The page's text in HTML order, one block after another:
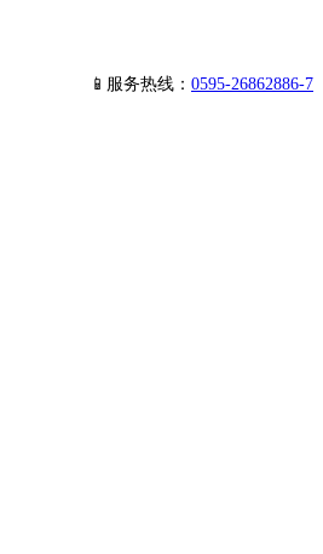
📱服务热线： 0595-26862886-7